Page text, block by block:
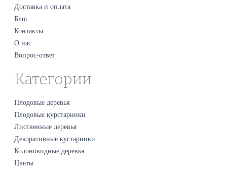
Доставка и оплата
Блог
Контакты
О нас
Вопрос-ответ
Категории
Плодовые деревья
Плодовые курстарники
Лиственные деревья
Декоративные кустарники
Колоновидные деревья
Цветы